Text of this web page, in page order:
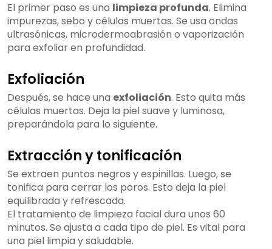
El primer paso es una limpieza profunda. Elimina
impurezas, sebo y células muertas. Se usa ondas
ultrasónicas, microdermoabrasión o vaporización
para exfoliar en profundidad.
Exfoliación
Después, se hace una exfoliación. Esto quita más
células muertas. Deja la piel suave y luminosa,
preparándola para lo siguiente.
Extracción y tonificación
Se extraen puntos negros y espinillas. Luego, se
tonifica para cerrar los poros. Esto deja la piel
equilibrada y refrescada.
El tratamiento de limpieza facial dura unos 60
minutos. Se ajusta a cada tipo de piel. Es vital para
una piel limpia y saludable.